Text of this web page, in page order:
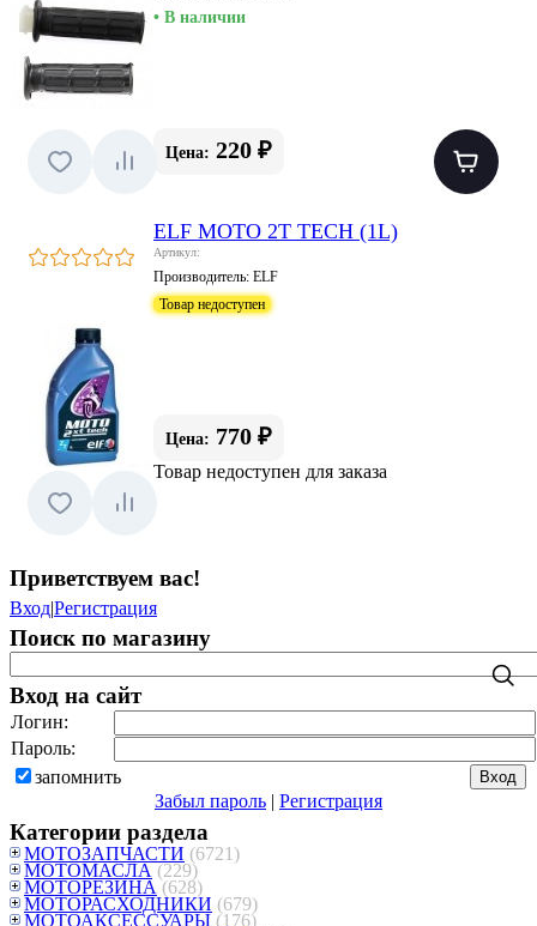
• В наличии
Цена: 220 ₽
ELF MOTO 2T TECH (1L)
Артикул:
Производитель: ELF
Товар недоступен
Цена: 770 ₽
Товар недоступен для заказа
Приветствуем вас!
Вход|Регистрация
Поиск по магазину
Вход на сайт
Логин:
Пароль:
запомнить
Забыл пароль | Регистрация
Категории раздела
МОТОЗАПЧАСТИ (6721)
МОТОМАСЛА (229)
МОТОРЕЗИНА (628)
МОТОРАСХОДНИКИ (679)
МОТОАКСЕССУАРЫ (176)